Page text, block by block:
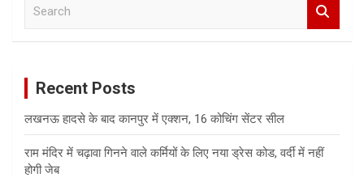
Recent Posts
लखनऊ हादसे के बाद कानपुर में एक्शन, 16 कोचिंग सेंटर सील
राम मंदिर में चढ़ावा गिनने वाले कर्मियों के लिए नया ड्रेस कोड, वर्दी में नहीं
होगी जेब